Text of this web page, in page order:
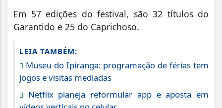
Em 57 edições do festival, são 32 títulos do
Garantido e 25 do Caprichoso.
LEIA TAMBÉM:
Museu do Ipiranga: programação de férias tem
jogos e visitas mediadas
Netflix planeja reformular app e aposta em